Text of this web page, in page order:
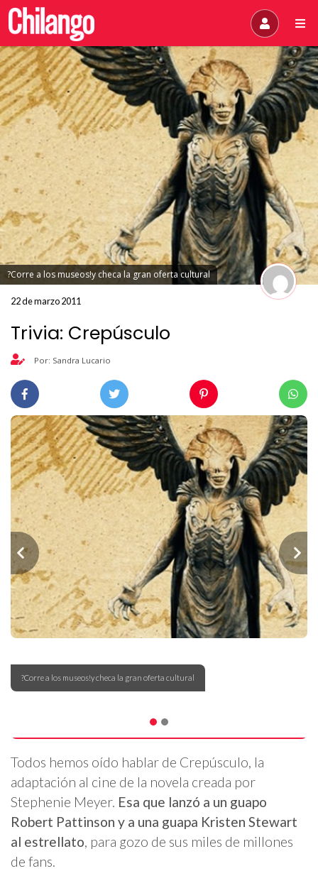
?Corre a los museos!y checa la gran oferta cultural
22 de marzo 2011
Trivia: Crepúsculo
Por: Sandra Lucario
?Corre a los museos!y checa la gran oferta cultural
Todos hemos oído hablar de Crepúsculo, la
adaptación al cine de la novela creada por
Stephenie Meyer. Esa que lanzó a un guapo
Robert Pattinson y a una guapa Kristen Stewart
al estrellato, para gozo de sus miles de millones
de fans.